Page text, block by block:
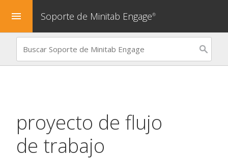
menu Soporte de Minitab Engage®
proyecto de flujo
de trabajo